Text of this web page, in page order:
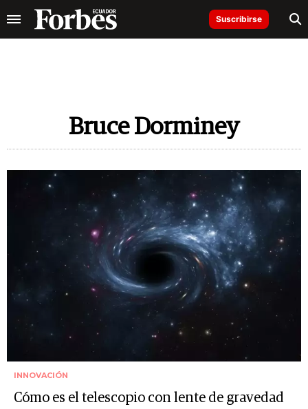
Suscribirse
Bruce Dorminey
INNOVACIÓN
Cómo es el telescopio con lente de gravedad